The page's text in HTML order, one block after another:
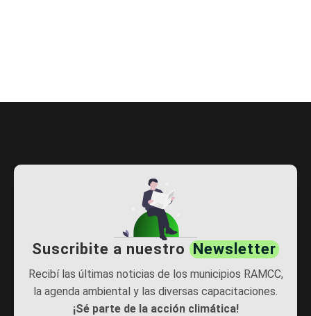
Suscribite a nuestro Newsletter
Recibí las últimas noticias de los municipios RAMCC,
la agenda ambiental y las diversas capacitaciones.
¡Sé parte de la acción climática!